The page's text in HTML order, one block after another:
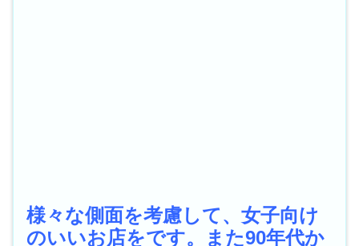
様々な側面を考慮して、女子向け
のいいお店をです。また90年代か